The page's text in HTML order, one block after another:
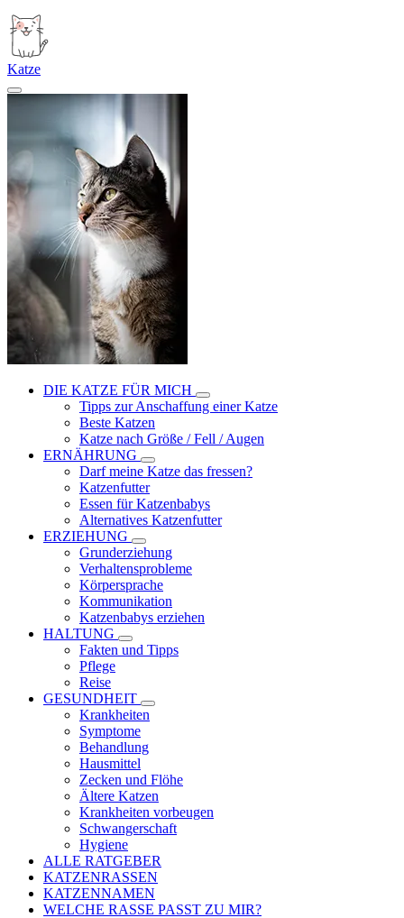
Katze
DIE KATZE FÜR MICH
Tipps zur Anschaffung einer Katze
Beste Katzen
Katze nach Größe / Fell / Augen
ERNÄHRUNG
Darf meine Katze das fressen?
Katzenfutter
Essen für Katzenbabys
Alternatives Katzenfutter
ERZIEHUNG
Grunderziehung
Verhaltensprobleme
Körpersprache
Kommunikation
Katzenbabys erziehen
HALTUNG
Fakten und Tipps
Pflege
Reise
GESUNDHEIT
Krankheiten
Symptome
Behandlung
Hausmittel
Zecken und Flöhe
Ältere Katzen
Krankheiten vorbeugen
Schwangerschaft
Hygiene
ALLE RATGEBER
KATZENRASSEN
KATZENNAMEN
WELCHE RASSE PASST ZU MIR?